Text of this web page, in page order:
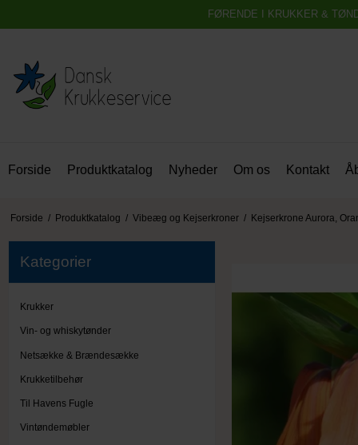
FØRENDE I KRUKKER &
Forside Produktkatalog Nyheder Om os Kontakt
Forside / Produktkatalog / Vibeæg og Kejserkroner / Kejserkrone Aurora,
Kategorier
Krukker
Vin- og whiskytønder
Netsække & Brændesække
Krukketilbehør
Til Havens Fugle
Vintøndemøbler